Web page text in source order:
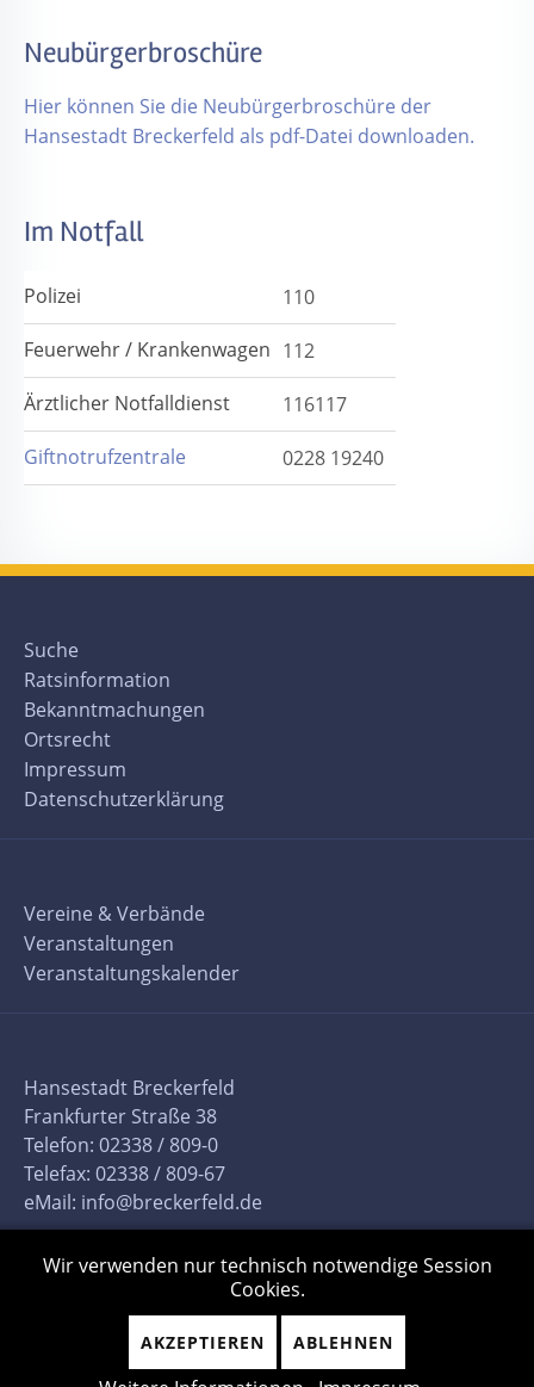
Neubürgerbroschüre
Hier können Sie die Neubürgerbroschüre der
Hansestadt Breckerfeld als pdf-Datei downloaden.
Im Notfall
Polizei
110
Feuerwehr / Krankenwagen 112
Ärztlicher Notfalldienst
116117
Giftnotrufzentrale
0228 19240
Suche
Ratsinformation
Bekanntmachungen
Ortsrecht
Impressum
Datenschutzerklärung
Vereine & Verbände
Veranstaltungen
Veranstaltungskalender
Hansestadt Breckerfeld
Frankfurter Straße 38
Telefon: 02338 / 809-0
Telefax: 02338 / 809-67
eMail: info@breckerfeld.de
Wir verwenden nur technisch notwendige Session
Cookies.
AKZEPTIEREN ABLEHNEN